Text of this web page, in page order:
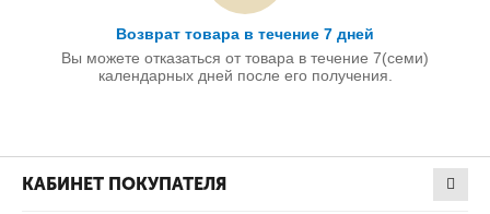
Возврат товара в течение 7 дней
Вы можете отказаться от товара в течение 7(семи)
календарных дней после его получения.
КАБИНЕТ ПОКУПАТЕЛЯ